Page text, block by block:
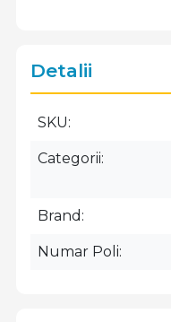
Detalii
SKU
Categorii
Brand
Numar Poli